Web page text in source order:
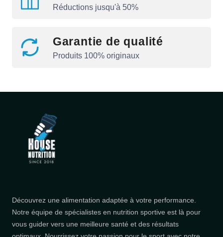
Réductions jusqu'à 50%
Garantie de qualité
Produits 100% originaux
Découvrez une alimentation adaptée à votre performance.
Notre équipe de spécialistes en nutrition sportive est là pour
vous guider vers une meilleure santé et des résultats